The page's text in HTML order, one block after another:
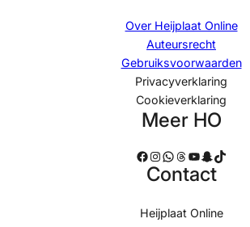
Over Heijplaat Online
Auteursrecht
Gebruiksvoorwaarden
Privacyverklaring
Cookieverklaring
Meer HO
Facebook Instagram WhatsApp Threads YouTube Snapchat TikTok
Contact
Heijplaat Online